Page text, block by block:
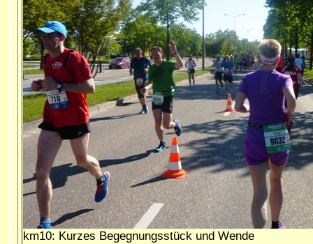
km10: Kurzes Begegnungsstück und Wende